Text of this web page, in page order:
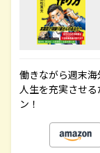
働きながら週末海
人生を充実させ
ン！